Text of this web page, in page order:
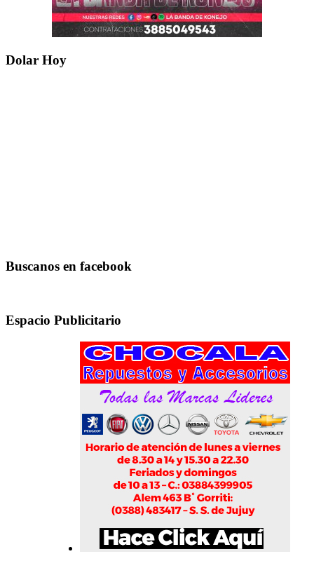
Dolar Hoy
Buscanos en facebook
Espacio Publicitario